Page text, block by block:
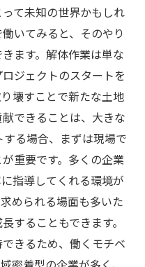
て未知の世界かもしれ
いてみると、そのやり
ます。解体作業は単な
ジェクトのスタートを
壊すことで新たな土地
できることは、大きな
る場合、まずは現場で
重要です。多くの企業
指導してくれる環境が
められる場面も多いた
することもできます。
きるため、働くモチベ